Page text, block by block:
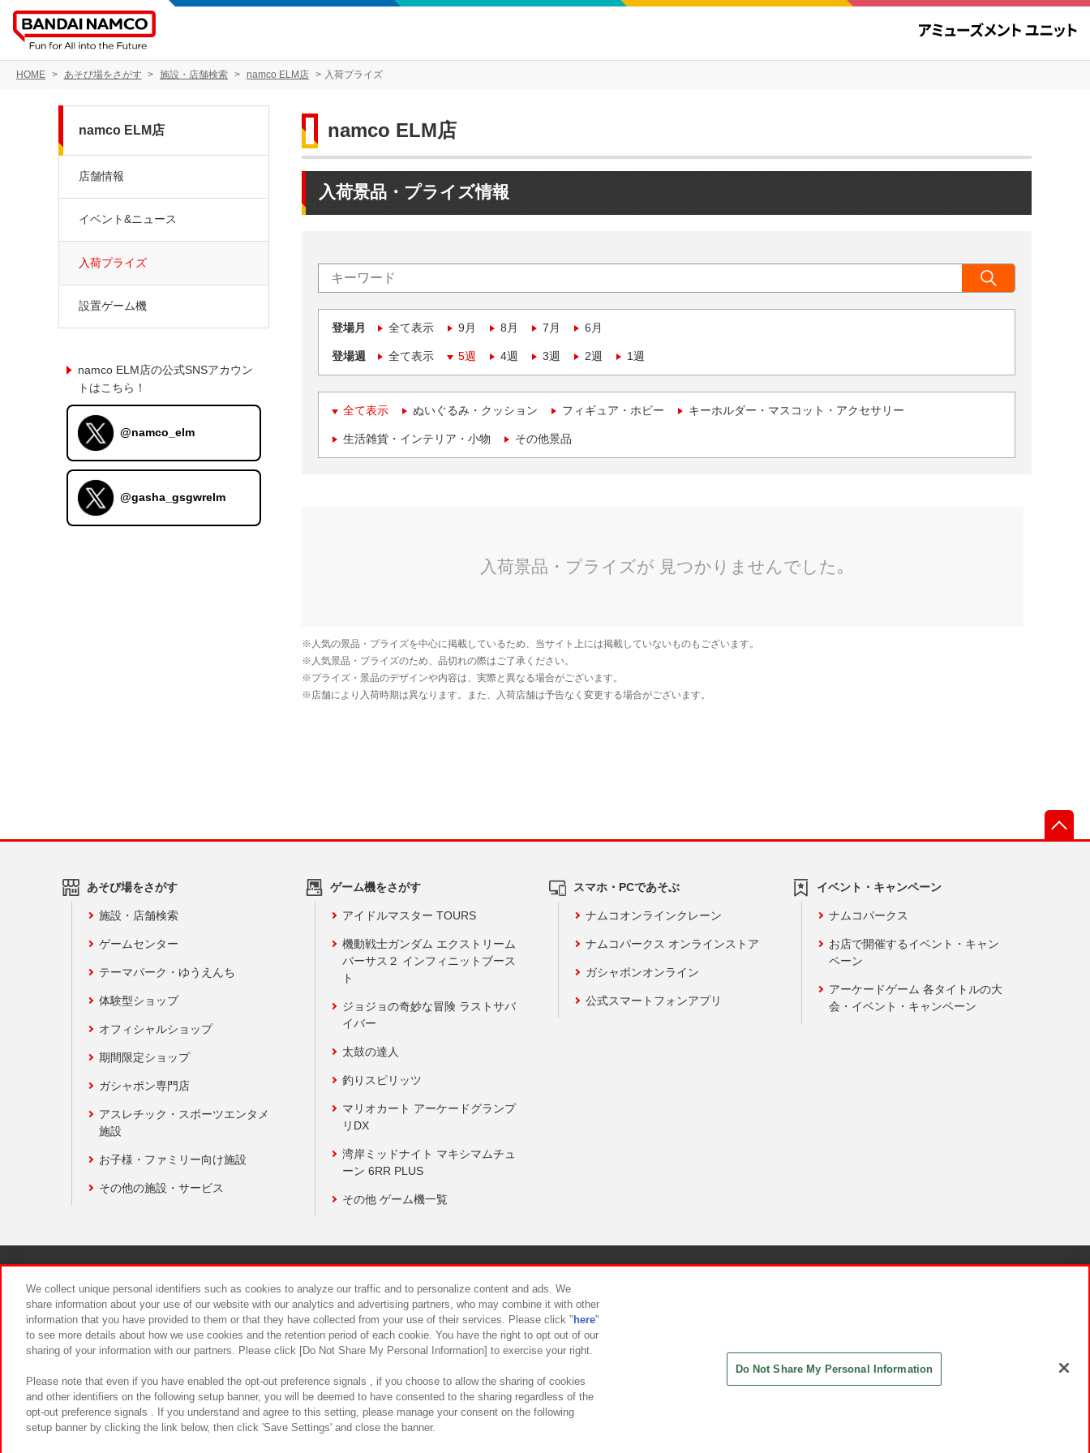
HOME あそび場をさがす 施設・店舗検索 namco ELM店 入荷プライズ
namco ELM店
入荷景品・プライズ情報
登場月 全て表示 9月 8月 7月 6月
登場週 全て表示 5週 4週 3週 2週 1週
全て表示 ぬいぐるみ・クッション フィギュア・ホビー キーホルダー・マスコット・アクセサリー
生活雑貨・インテリア・小物 その他景品
namco ELM店
店舗情報
イベント&ニュース
入荷プライズ
設置ゲーム機
namco ELM店の公式SNSアカウン
トはこちら！
@namco_elm
@gasha_gsgwrelm
あそび場をさがす
施設・店舗検索
ゲームセンター
テーマパーク・ゆうえんち
体験型ショップ
オフィシャルショップ
期間限定ショップ
ガシャポン専門店
アスレチック・スポーツエンタメ
施設
お子様・ファミリー向け施設
その他の施設・サービス
ゲーム機をさがす
アイドルマスター TOURS
機動戦士ガンダム エクストリーム
バーサス２ インフィニットブース
ト
ジョジョの奇妙な冒険 ラストサバ
イバー
太鼓の達人
釣りスピリッツ
マリオカート アーケードグランプ
リDX
湾岸ミッドナイト マキシマムチュ
ーン 6RR PLUS
その他 ゲーム機一覧
スマホ・PCであそぶ
ナムコオンラインクレーン
ナムコパークス オンラインストア
ガシャポンオンライン
公式スマートフォンアプリ
イベント・キャンペーン
ナムコパークス
お店で開催するイベント・キャン
ペーン
アーケードゲーム 各タイトルの大
会・イベント・キャンペーン
食品のご提供について カスタマーハラスメント対応方針
We collect unique personal identifiers such as cookies to analyze our traffic and to personalize content and ads. We
share information about your use of our website with our analytics and advertising partners, who may combine it with other
information that you have provided to them or that they have collected from your use of their services. Please click " here"
to see more details about how we use cookies and the retention period of each cookie. You have the right to opt out of our
sharing of your information with our partners. Please click [Do Not Share My Personal Information] to exercise your right.
Please note that even if you have enabled the opt-out preference signals , if you choose to allow the sharing of cookies
and other identifiers on the following setup banner, you will be deemed to have consented to the sharing regardless of the
opt-out preference signals . If you understand and agree to this setting, please manage your consent on the following
setup banner by clicking the link below, then click 'Save Settings' and close the banner.
Do Not Share My Personal Information